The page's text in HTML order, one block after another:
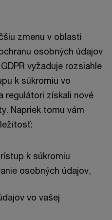
zmenu v oblasti
osobných údajov
vyžaduje rozsiahle
k súkromiu vo
regulátori získali nové
Napriek tomu vám
k súkromiu
osobných údajov,
vo vašej